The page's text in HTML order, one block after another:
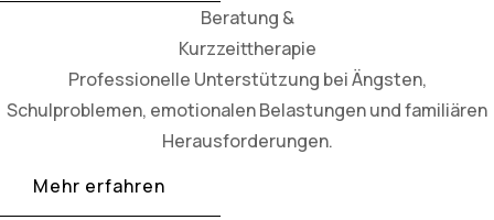
Beratung &
Kurzzeittherapie
Professionelle Unterstützung bei Ängsten,
Schulproblemen, emotionalen Belastungen und familiären
Herausforderungen.
Mehr erfahren